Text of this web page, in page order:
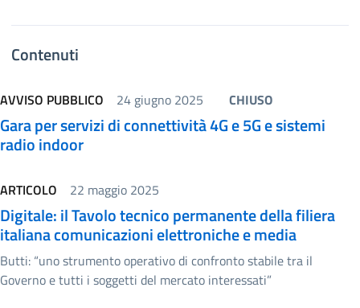
Contenuti
AVVISO PUBBLICO 24 giugno 2025 CHIUSO
Gara per servizi di connettività 4G e 5G e sistemi
radio indoor
ARTICOLO 22 maggio 2025
Digitale: il Tavolo tecnico permanente della filiera
italiana comunicazioni elettroniche e media
Butti: “uno strumento operativo di confronto stabile tra il
Governo e tutti i soggetti del mercato interessati”